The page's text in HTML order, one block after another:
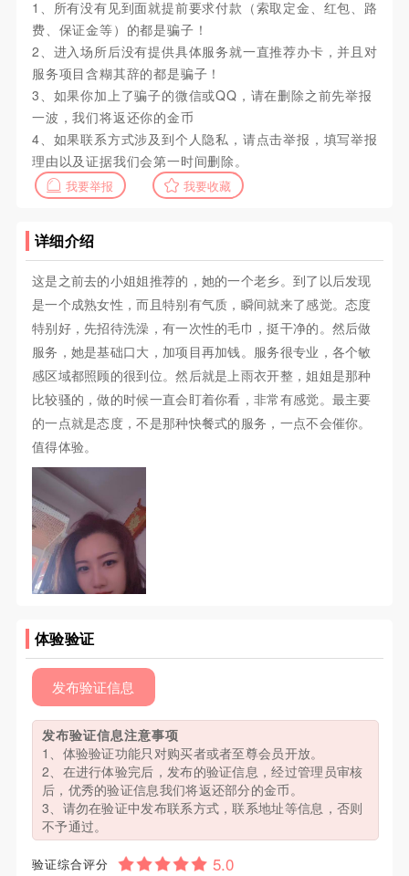
1、所有没有见到面就提前要求付款（索取定金、红包、路
费、保证金等）的都是骗子！
2、进入场所后没有提供具体服务就一直推荐办卡，并且对
服务项目含糊其辞的都是骗子！
3、如果你加上了骗子的微信或QQ，请在删除之前先举报
一波，我们将返还你的金币
4、如果联系方式涉及到个人隐私，请点击举报，填写举报
理由以及证据我们会第一时间删除。
我要举报 我要收藏
详细介绍
这是之前去的小姐姐推荐的，她的一个老乡。到了以后发现
是一个成熟女性，而且特别有气质，瞬间就来了感觉。态度
特别好，先招待洗澡，有一次性的毛巾，挺干净的。然后做
服务，她是基础口大，加项目再加钱。服务很专业，各个敏
感区域都照顾的很到位。然后就是上雨衣开整，姐姐是那种
比较骚的，做的时候一直会盯着你看，非常有感觉。最主要
的一点就是态度，不是那种快餐式的服务，一点不会催你。
值得体验。
体验验证
发布验证信息
发布验证信息注意事项
1、体验验证功能只对购买者或者至尊会员开放。
2、在进行体验完后，发布的验证信息，经过管理员审核
后，优秀的验证信息我们将返还部分的金币。
3、请勿在验证中发布联系方式，联系地址等信息，否则
不予通过。
验证综合评分